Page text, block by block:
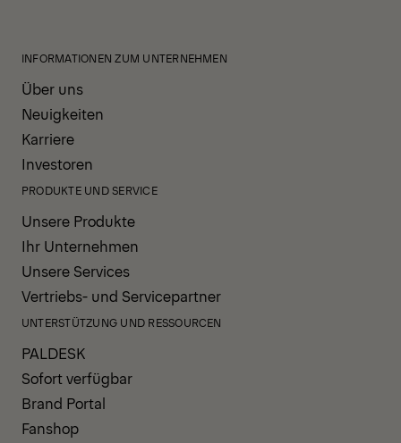
INFORMATIONEN ZUM UNTERNEHMEN
Über uns
Neuigkeiten
Karriere
Investoren
PRODUKTE UND SERVICE
Unsere Produkte
Ihr Unternehmen
Unsere Services
Vertriebs- und Servicepartner
UNTERSTÜTZUNG UND RESSOURCEN
PALDESK
Sofort verfügbar
Brand Portal
Fanshop